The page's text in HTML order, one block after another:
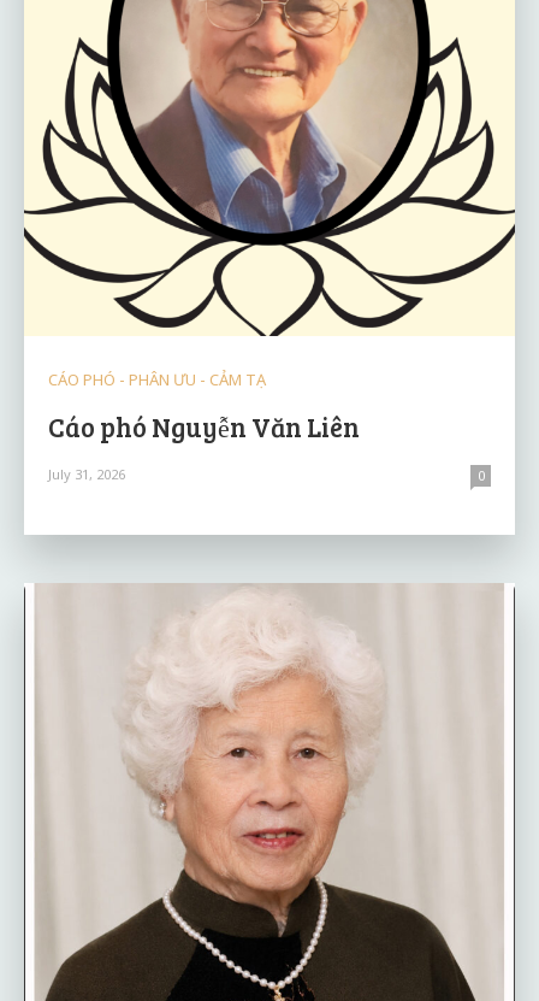
CÁO PHÓ - PHÂN ƯU - CẢM TẠ
Cáo phó Nguyễn Văn Liên
July 31, 2026 0